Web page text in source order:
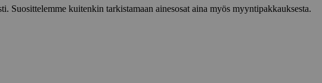
Suosittelemme kuitenkin tarkistamaan ainesosat aina myös myyntipakkauksesta.